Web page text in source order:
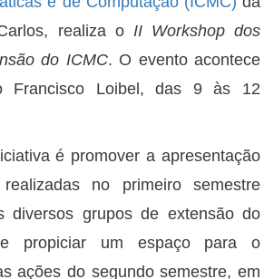
realiza o II Workshop dos
do ICMC. O evento acontece
Francisco Loibel, das 9 às 12
é promover a apresentação
no primeiro semestre
diversos grupos de extensão do
propiciar um espaço para o
ações do segundo semestre, em